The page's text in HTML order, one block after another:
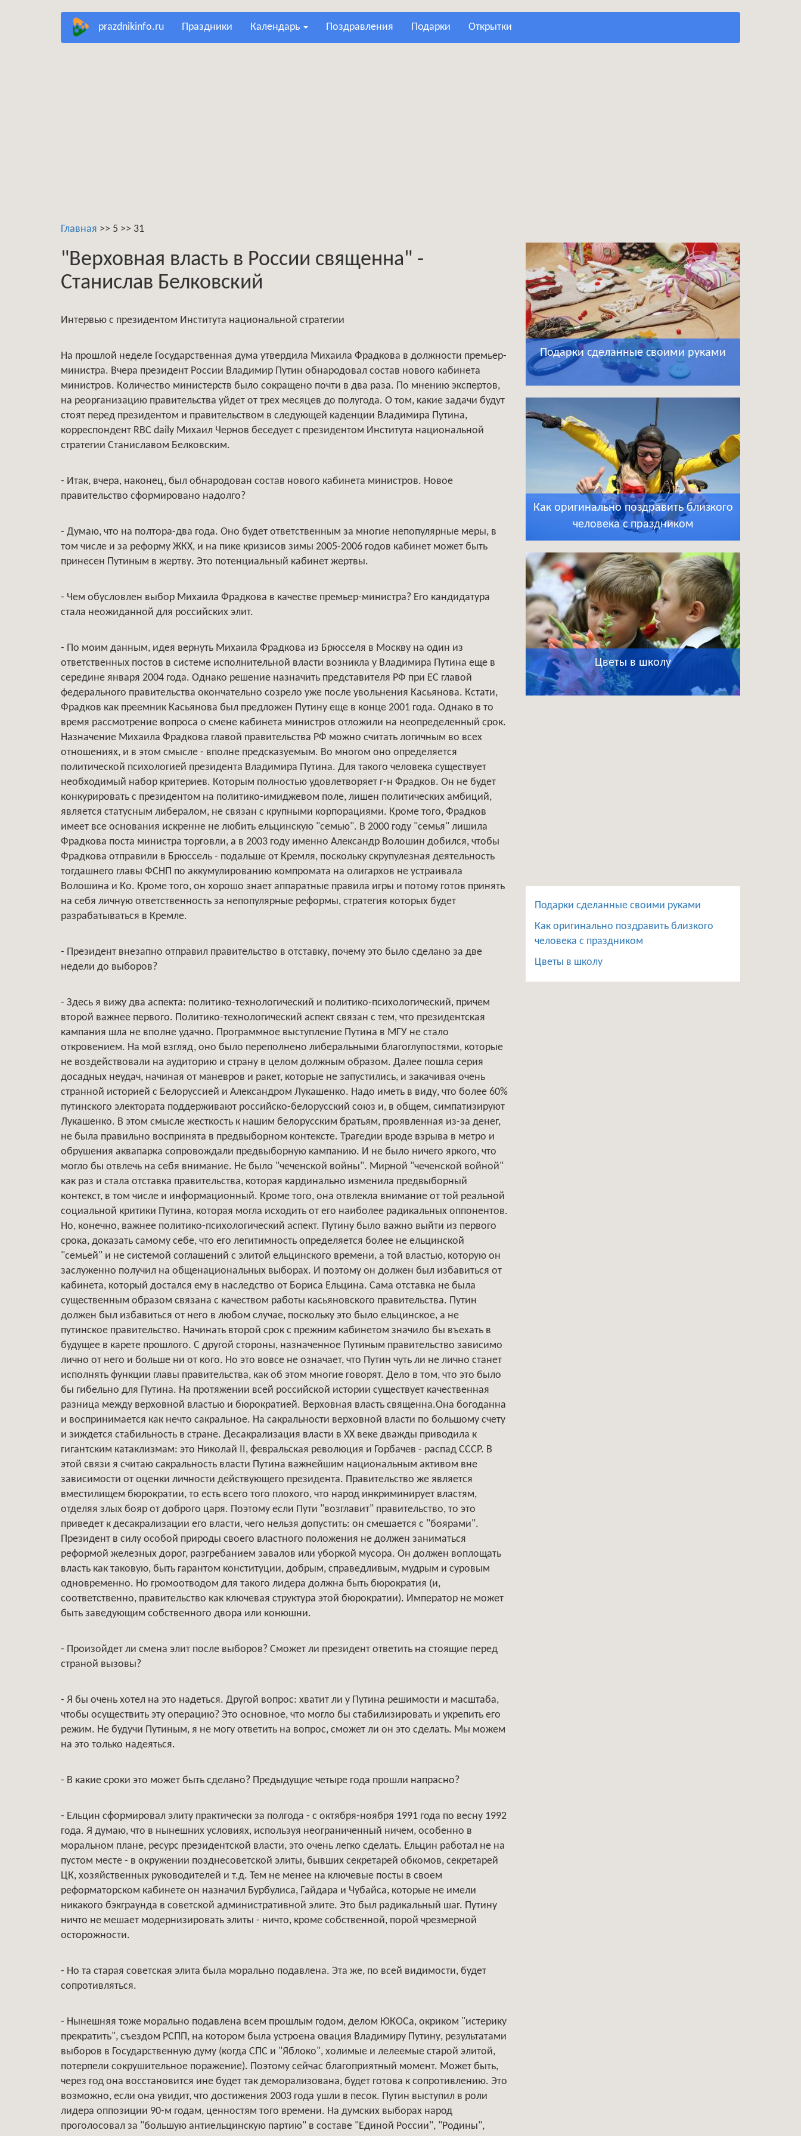
prazdnikinfo.ru праздники календарь поздравления подарки открытки
Главная >> 5 >> 31
"Верховная власть в России священна" -
Станислав Белковский
Интервью с президентом Института национальной стратегии
На прошлой неделе Государственная дума утвердила Михаила Фрадкова в должности премьер-
министра. Вчера президент России Владимир Путин обнародовал состав нового кабинета
министров. Количество министерств было сокращено почти в два раза. По мнению экспертов,
на реорганизацию правительства уйдет от трех месяцев до полугода. О том, какие задачи будут
стоят перед президентом и правительством в следующей каденции Владимира Путина,
корреспондент RBC daily Михаил Чернов беседует с президентом Института национальной
стратегии Станиславом Белковским.
- Итак, вчера, наконец, был обнародован состав нового кабинета министров. Новое
правительство сформировано надолго?
- Думаю, что на полтора-два года. Оно будет ответственным за многие непопулярные меры, в
том числе и за реформу ЖКХ, и на пике кризисов зимы 2005-2006 годов кабинет может быть
принесен Путиным в жертву. Это потенциальный кабинет жертвы.
- Чем обусловлен выбор Михаила Фрадкова в качестве премьер-министра? Его кандидатура
стала неожиданной для российских элит.
- По моим данным, идея вернуть Михаила Фрадкова из Брюсселя в Москву на один из
ответственных постов в системе исполнительной власти возникла у Владимира Путина еще в
середине января 2004 года. Однако решение назначить представителя РФ при ЕС главой
федерального правительства окончательно созрело уже после увольнения Касьянова. Кстати,
Фрадков как преемник Касьянова был предложен Путину еще в конце 2001 года. Однако в то
время рассмотрение вопроса о смене кабинета министров отложили на неопределенный срок.
Назначение Михаила Фрадкова главой правительства РФ можно считать логичным во всех
отношениях, и в этом смысле - вполне предсказуемым. Во многом оно определяется
политической психологией президента Владимира Путина. Для такого человека существует
необходимый набор критериев. Которым полностью удовлетворяет г-н Фрадков. Он не будет
конкурировать с президентом на политико-имиджевом поле, лишен политических амбиций,
является статусным либералом, не связан с крупными корпорациями. Кроме того, Фрадков
имеет все основания искренне не любить ельцинскую "семью". В 2000 году "семья" лишила
Фрадкова поста министра торговли, а в 2003 году именно Александр Волошин добился, чтобы
Фрадкова отправили в Брюссель - подальше от Кремля, поскольку скрупулезная деятельность
тогдашнего главы ФСНП по аккумулированию компромата на олигархов не устраивала
Волошина и Ко. Кроме того, он хорошо знает аппаратные правила игры и потому готов принять
на себя личную ответственность за непопулярные реформы, стратегия которых будет
разрабатываться в Кремле.
- Президент внезапно отправил правительство в отставку, почему это было сделано за две
недели до выборов?
- Здесь я вижу два аспекта: политико-технологический и политико-психологический, причем
второй важнее первого. Политико-технологический аспект связан с тем, что президентская
кампания шла не вполне удачно. Программное выступление Путина в МГУ не стало
откровением. На мой взгляд, оно было переполнено либеральными благоглупостями, которые
не воздействовали на аудиторию и страну в целом должным образом. Далее пошла серия
досадных неудач, начиная от маневров и ракет, которые не запустились, и закачивая очень
странной историей с Белоруссией и Александром Лукашенко. Надо иметь в виду, что более 60%
путинского электората поддерживают российско-белорусский союз и, в общем, симпатизируют
Лукашенко. В этом смысле жесткость к нашим белорусским братьям, проявленная из-за денег,
не была правильно воспринята в предвыборном контексте. Трагедии вроде взрыва в метро и
обрушения аквапарка сопровождали предвыборную кампанию. И не было ничего яркого, что
могло бы отвлечь на себя внимание. Не было "чеченской войны". Мирной "чеченской войной"
как раз и стала отставка правительства, которая кардинально изменила предвыборный
контекст, в том числе и информационный. Кроме того, она отвлекла внимание от той реальной
социальной критики Путина, которая могла исходить от его наиболее радикальных оппонентов.
Но, конечно, важнее политико-психологический аспект. Путину было важно выйти из первого
срока, доказать самому себе, что его легитимность определяется более не ельцинской
"семьей" и не системой соглашений с элитой ельцинского времени, а той властью, которую он
заслуженно получил на общенациональных выборах. И поэтому он должен был избавиться от
кабинета, который достался ему в наследство от Бориса Ельцина. Сама отставка не была
существенным образом связана с качеством работы касьяновского правительства. Путин
должен был избавиться от него в любом случае, поскольку это было ельцинское, а не
путинское правительство. Начинать второй срок с прежним кабинетом значило бы въехать в
будущее в карете прошлого. С другой стороны, назначенное Путиным правительство зависимо
лично от него и больше ни от кого. Но это вовсе не означает, что Путин чуть ли не лично станет
исполнять функции главы правительства, как об этом многие говорят. Дело в том, что это было
бы гибельно для Путина. На протяжении всей российской истории существует качественная
разница между верховной властью и бюрократией. Верховная власть священна.Она богоданна
и воспринимается как нечто сакральное. На сакральности верховной власти по большому счету
и зиждется стабильность в стране. Десакрализация власти в XX веке дважды приводила к
гигантским катаклизмам: это Николай II, февральская революция и Горбачев - распад СССР. В
этой связи я считаю сакральность власти Путина важнейшим национальным активом вне
зависимости от оценки личности действующего президента. Правительство же является
вместилищем бюрократии, то есть всего того плохого, что народ инкриминирует властям,
отделяя злых бояр от доброго царя. Поэтому если Пути "возглавит" правительство, то это
приведет к десакрализации его власти, чего нельзя допустить: он смешается с "боярами".
Президент в силу особой природы своего властного положения не должен заниматься
реформой железных дорог, разгребанием завалов или уборкой мусора. Он должен воплощать
власть как таковую, быть гарантом конституции, добрым, справедливым, мудрым и суровым
одновременно. Но громоотводом для такого лидера должна быть бюрократия (и,
соответственно, правительство как ключевая структура этой бюрократии). Император не может
быть заведующим собственного двора или конюшни.
- Произойдет ли смена элит после выборов? Сможет ли президент ответить на стоящие перед
страной вызовы?
- Я бы очень хотел на это надеться. Другой вопрос: хватит ли у Путина решимости и масштаба,
чтобы осуществить эту операцию? Это основное, что могло бы стабилизировать и укрепить его
режим. Не будучи Путиным, я не могу ответить на вопрос, сможет ли он это сделать. Мы можем
на это только надеяться.
- В какие сроки это может быть сделано? Предыдущие четыре года прошли напрасно?
- Ельцин сформировал элиту практически за полгода - с октября-ноября 1991 года по весну 1992
года. Я думаю, что в нынешних условиях, используя неограниченный ничем, особенно в
моральном плане, ресурс президентской власти, это очень легко сделать. Ельцин работал не на
пустом месте - в окружении позднесоветской элиты, бывших секретарей обкомов, секретарей
ЦК, хозяйственных руководителей и т.д. Тем не менее на ключевые посты в своем
реформаторском кабинете он назначил Бурбулиса, Гайдара и Чубайса, которые не имели
никакого бэкграунда в советской административной элите. Это был радикальный шаг. Путину
ничто не мешает модернизировать элиты - ничто, кроме собственной, порой чрезмерной
осторожности.
- Но та старая советская элита была морально подавлена. Эта же, по всей видимости, будет
сопротивляться.
- Нынешняя тоже морально подавлена всем прошлым годом, делом ЮКОСа, окриком "истерику
прекратить", съездом РСПП, на котором была устроена овация Владимиру Путину, результатами
выборов в Государственную думу (когда СПС и "Яблоко", холимые и лелеемые старой элитой,
потерпели сокрушительное поражение). Поэтому сейчас благоприятный момент. Может быть,
через год она восстановится ине будет так деморализована, будет готова к сопротивлению. Это
возможно, если она увидит, что достижения 2003 года ушли в песок. Путин выступил в роли
лидера оппозиции 90-м годам, ценностям того времени. На думских выборах народ
проголосовал за "большую антиельцинскую партию" в составе "Единой России", "Родины",
Подарки сделанные своими руками
Как оригинально поздравить близкого
человека с праздником
Цветы в школу
Подарки сделанные своими руками
Как оригинально поздравить близкого
человека с праздником
Цветы в школу